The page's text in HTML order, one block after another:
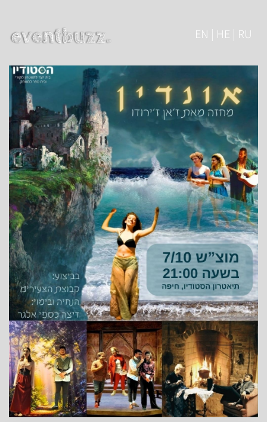
EN | HE | RU